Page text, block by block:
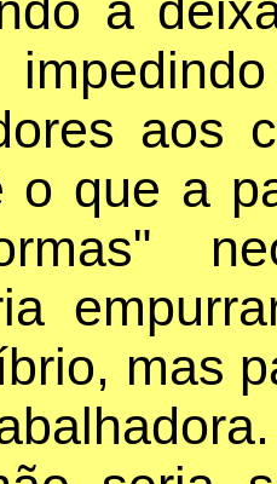
aos
que a
mas